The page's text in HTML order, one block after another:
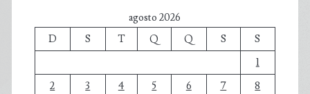
agosto 2026
D
S T Q Q S
S
1
2
3 4 5 6 7
8